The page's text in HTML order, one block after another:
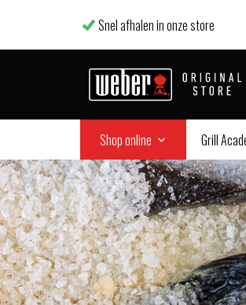
Snel afhalen in onze store
Shop online Grill